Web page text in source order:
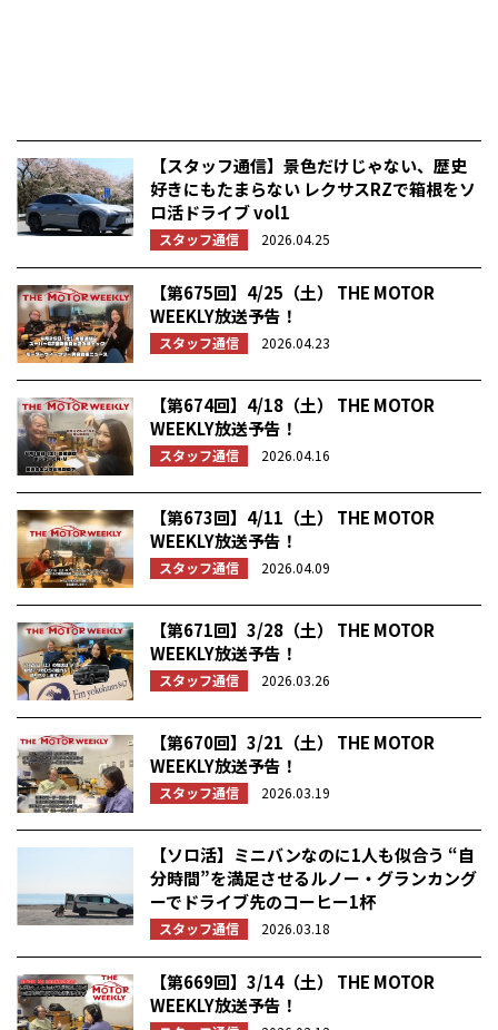
【スタッフ通信】景色だけじゃない、歴史
好きにもたまらない レクサスRZで箱根をソ
ロ活ドライブ vol1
スタッフ通信 2026.04.25
【第675回】4/25（土） THE MOTOR
WEEKLY放送予告！
スタッフ通信 2026.04.23
【第674回】4/18（土） THE MOTOR
WEEKLY放送予告！
スタッフ通信 2026.04.16
【第673回】4/11（土） THE MOTOR
WEEKLY放送予告！
スタッフ通信 2026.04.09
【第671回】3/28（土） THE MOTOR
WEEKLY放送予告！
スタッフ通信 2026.03.26
【第670回】3/21（土） THE MOTOR
WEEKLY放送予告！
スタッフ通信 2026.03.19
【ソロ活】ミニバンなのに1人も似合う “自
分時間”を満足させるルノー・グランカング
ーでドライブ先のコーヒー1杯
スタッフ通信 2026.03.18
【第669回】3/14（土） THE MOTOR
WEEKLY放送予告！